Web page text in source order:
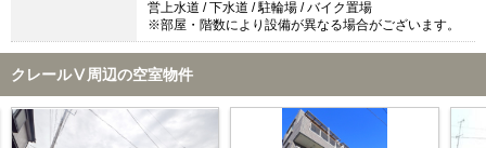
営上水道 / 下水道 / 駐輪場 / バイク置場
※部屋・階数により設備が異なる場合がございます。
クレールⅤ周辺の空室物件